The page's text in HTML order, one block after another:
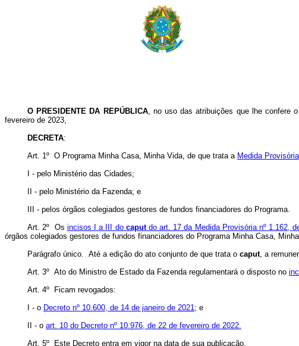
O PRESIDENTE DA REPÚBLICA, no uso das atribuições que lhe confere
fevereiro de 2023,
DECRETA:
Art. 1º O Programa Minha Casa, Minha Vida, de que trata a Medida
I - pelo Ministério das Cidades;
II - pelo Ministério da Fazenda; e
III - pelos órgãos colegiados gestores de fundos financiadores do Programa.
Art. 2º Os incisos I a III do caputdo art. 17 da Medida Provisória nº 1.162,
órgãos colegiados gestores de fundos financiadores do Programa Minha Casa,
Parágrafo único. Até a edição do ato conjunto de que trata o caput, a
Art. 3º Ato do Ministro de Estado da Fazenda regulamentará o disposto no
Art. 4º Ficam revogados:
I - o Decreto nº 10.600, de 14 de janeiro de 2021; e
II - o art. 10 do Decreto nº 10.976, de 22 de fevereiro de 2022.
Art. 5º Este Decreto entra em vigor na data de sua publicação.